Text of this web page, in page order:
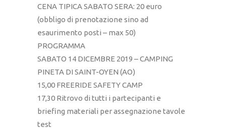
CENA TIPICA SABATO SERA: 20 euro
(obbligo di prenotazione sino ad
esaurimento posti – max 50)
PROGRAMMA
SABATO 14 DICEMBRE 2019 – CAMPING
PINETA DI SAINT-OYEN (AO)
15,00 FREERIDE SAFETY CAMP
17,30 Ritrovo di tutti i partecipanti e
briefing materiali per assegnazione tavole
test